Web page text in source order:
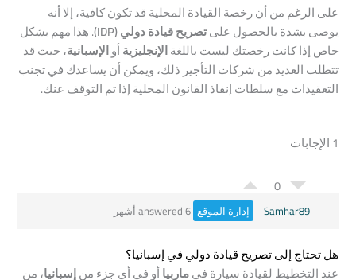
على الرغم من أن رخصة القيادة المحلية قد تكون كافية، إلا أنه
يوصى بشدة بالحصول علىتصريح قيادة دولي (IDP)
. هذا مهم بشكل
خاص إذا كانت رخصتك ليست باللغةالإنجليزيةأوالإسبانية، حيث قد
تتطلب العديد من شركات التأجير ذلك، ويمكن أن يساعدك في تجنب
التعقيدات مع سلطات إنفاذ القانون المحلية إذا تم التوقف عنك.
0
Samhar89 إدارة الموقع answered 6 أشهر
هل تحتاج إلى تصريح قيادة دولي في إسبانيا؟
عند التخطيط لقيادة سيارة فيماربياأو في أي جزء منإسبانيا، من